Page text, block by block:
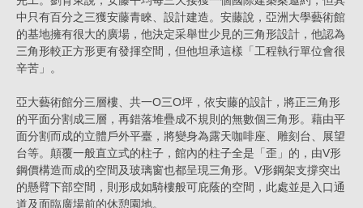
中只有百分之三獲安藤青睞、設計建造。安藤說，亞洲大學藝術館
的基地擁有很大的廣場，他決定采舉世少見的三角形設計，他認為
三角形較正方形更有發揮空間，但他坦承這樣「工程執行單位會很
辛苦」。
亞大藝術館分三層樓、共一O三O坪，依安藤的設計，將正三角形
的平面分割成三層，再錯落堆疊成不規則的無數個三角形。藉由平
面分割而成的立體戶外平臺，將變身為露天咖啡座、雕刻台、展望
台等。顛覆一般直立式的柱子，館內的柱子全是「歪」的，由V形
鋼價構造而成的空間及玻璃窗也都呈現三角形。V形鋼架支撐突出
的懸臂下部空間，則形成如騎樓般可庇蔭的空間，此處並是入口通
道及面臨廣場前的休憩園地。